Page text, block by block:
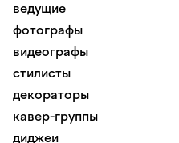
ведущие
фотографы
видеографы
стилисты
декораторы
кавер-группы
диджеи